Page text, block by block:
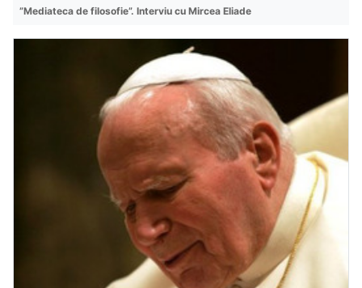
”Mediateca de filosofie”. Interviu cu Mircea Eliade